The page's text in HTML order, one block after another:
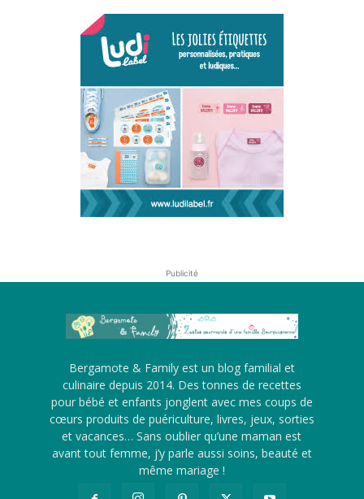
Publicité
Bergamote & Family est un blog familial et
culinaire depuis 2014. Des tonnes de recettes
pour bébé et enfants jonglent avec mes coups de
cœurs produits de puériculture, livres, jeux, sorties
et vacances… Sans oublier qu’une maman est
avant tout femme, j’y parle aussi soins, beauté et
même mariage !